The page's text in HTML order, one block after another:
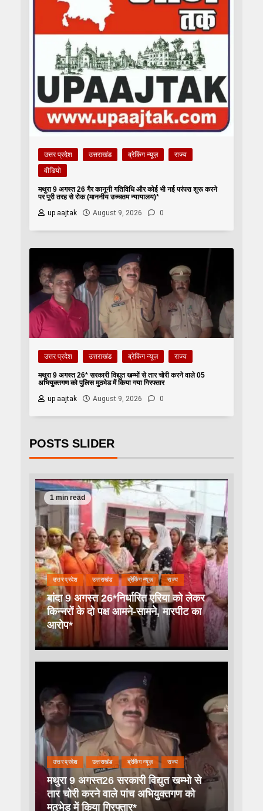
उत्तर प्रदेश उत्तराखंड ब्रेकिंग न्यूज़
राज्य
वीडियो
मथुरा 9 अगस्त 26 गैर कानूनी गतिविधि और कोई भी नई परंपरा शुरू करने
पर पूरी तरह से रोक (माननीय उच्चतम न्यायालय)*
up aajtak
August 9, 2026 0
उत्तर प्रदेश उत्तराखंड ब्रेकिंग न्यूज़ राज्य
मथुरा 9 अगस्त 26* सरकारी विद्युत खम्भों से तार चोरी करने वाले 05
अभियुक्तगण को पुलिस मुठभेड में किया गया गिरफ्तार
up aajtak
August 9, 2026 0
POSTS SLIDER
1 min read
उत्तर प्रदेश उत्तराखंड ब्रेकिंग न्यूज़ राज्य
बांदा 9 अगस्त 26*निर्धारित एरिया को लेकर
किन्नरों के दो पक्ष आमने-सामने, मारपीट का
आरोप*
उत्तर प्रदेश उत्तराखंड ब्रेकिंग न्यूज़ राज्य
मथुरा 9 अगस्त26 सरकारी विद्युत खम्भो से
तार चोरी करने वाले पांच अभियुक्तगण को
मुठभेड़ में किया गिरफ्तार*